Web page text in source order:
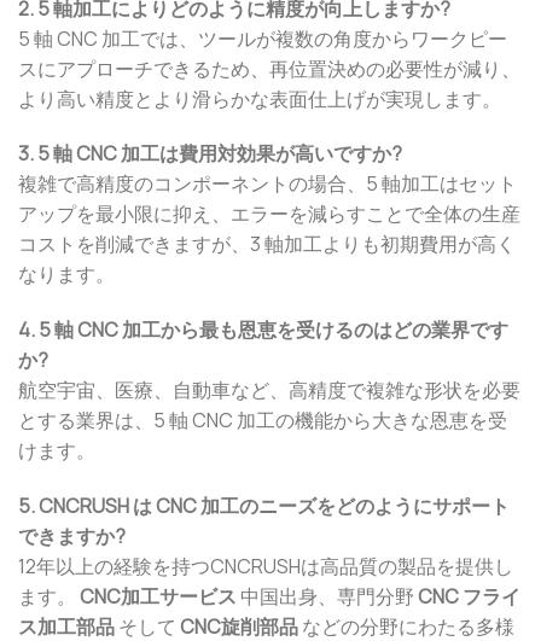
2. 5 軸加工によりどのように精度が向上しますか?
5 軸 CNC 加工では、ツールが複数の角度からワークピー
スにアプローチできるため、再位置決めの必要性が減り、
より高い精度とより滑らかな表面仕上げが実現します。
3. 5 軸 CNC 加工は費用対効果が高いですか?
複雑で高精度のコンポーネントの場合、5 軸加工はセット
アップを最小限に抑え、エラーを減らすことで全体の生産
コストを削減できますが、3 軸加工よりも初期費用が高く
なります。
4. 5 軸 CNC 加工から最も恩恵を受けるのはどの業界です
か?
航空宇宙、医療、自動車など、高精度で複雑な形状を必要
とする業界は、5 軸 CNC 加工の機能から大きな恩恵を受
けます。
5. CNCRUSH は CNC 加工のニーズをどのようにサポート
できますか?
12年以上の経験を持つCNCRUSHは高品質の製品を提供し
ます。 CNC加工サービス 中国出身、専門分野CNC フライ
ス加工部品そして CNC旋削部品などの分野にわたる多様